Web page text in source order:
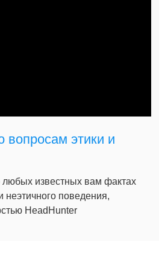
вопросам этики и
известных вам фактах
неэтичного поведения,
HeadHunter